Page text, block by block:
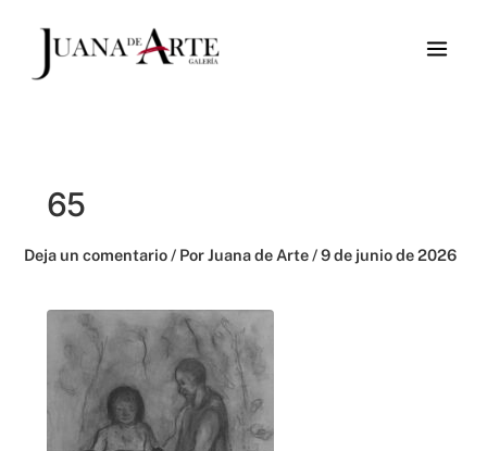
65
Deja un comentario / PorJuana de Arte/9 de junio de 2026